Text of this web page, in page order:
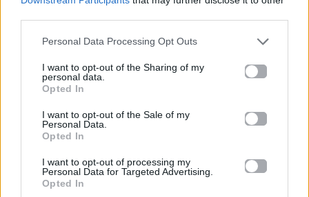
Personal Data Processing Opt Outs
I want to opt-out of the Sharing of my
personal data.
Opted In
I want to opt-out of the Sale of my
Personal Data.
Opted In
I want to opt-out of processing my
Personal Data for Targeted Advertising.
Opted In
Για σχόλια, μηνύματα ή φωτογραφικό υλικό
σχετικά με τοMad.gr, επισκεφτείτε μας στο
Facebook, επικοινωνήστε μέσωTwitter
blackpink Fashion